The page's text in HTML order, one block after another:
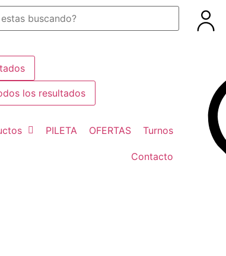
los resultados
PILETA OFERTAS Turnos
Contacto